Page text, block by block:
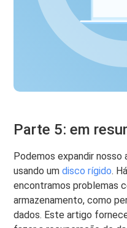
Parte 5: em
Podemos expandir nosso
usando umdisco rígido.
encontramos problemas
armazenamento, como
dados. Este artigo